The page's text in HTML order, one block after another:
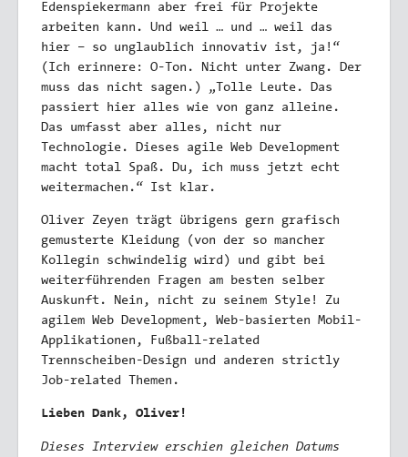
Edenspiekermann aber frei für Projekte
arbeiten kann. Und weil … und … weil das
hier – so unglaublich innovativ ist, ja!“
(Ich erinnere: O-Ton. Nicht unter Zwang. Der
muss das nicht sagen.) „Tolle Leute. Das
passiert hier alles wie von ganz alleine.
Das umfasst aber alles, nicht nur
Technologie. Dieses agile Web Development
macht total Spaß. Du, ich muss jetzt echt
weitermachen.“ Ist klar.
Oliver Zeyen trägt übrigens gern grafisch
gemusterte Kleidung (von der so mancher
Kollegin schwindelig wird) und gibt bei
weiterführenden Fragen am besten selber
Auskunft. Nein, nicht zu seinem Style! Zu
agilem Web Development, Web-basierten Mobil-
Applikationen, Fußball-related
Trennscheiben-Design und anderen strictly
Job-related Themen.
Lieben Dank, Oliver!
Dieses Interview erschien gleichen Datums